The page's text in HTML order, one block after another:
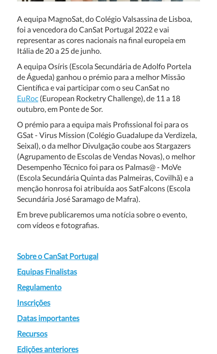
A equipa MagnoSat, do Colégio Valsassina de Lisboa,
foi a vencedora do CanSat Portugal 2022 e vai
representar as cores nacionais na final europeia em
Itália de 20 a 25 de junho.
A equipa Osíris (Escola Secundária de Adolfo Portela
de Águeda) ganhou o prémio para a melhor Missão
Científica e vai participar com o seu CanSat no
EuRoc (European Rocketry Challenge), de 11 a 18
outubro, em Ponte de Sor.
O prémio para a equipa mais Profissional foi para os
GSat - Virus Mission (Colégio Guadalupe da Verdizela,
Seixal), o da melhor Divulgação coube aos Stargazers
(Agrupamento de Escolas de Vendas Novas), o melhor
Desempenho Técnico foi para os Palmas@ - MoVe
(Escola Secundária Quinta das Palmeiras, Covilhã) e a
menção honrosa foi atribuída aos SatFalcons (Escola
Secundária José Saramago de Mafra).
Em breve publicaremos uma notícia sobre o evento,
com vídeos e fotografias.
Sobre o CanSat Portugal
Equipas Finalistas
Regulamento
Inscrições
Datas importantes
Recursos
Edições anteriores